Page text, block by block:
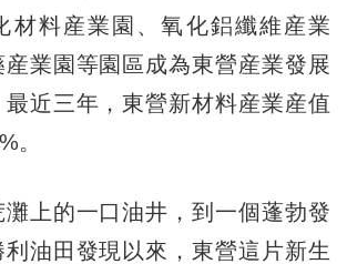
材料産業園、氧化鋁纖維産業
業園等園區成為東營産業發展
近三年，東營新材料産業産值
。
的一口油井，到一個蓬勃發
油田發現以來，東營這片新生